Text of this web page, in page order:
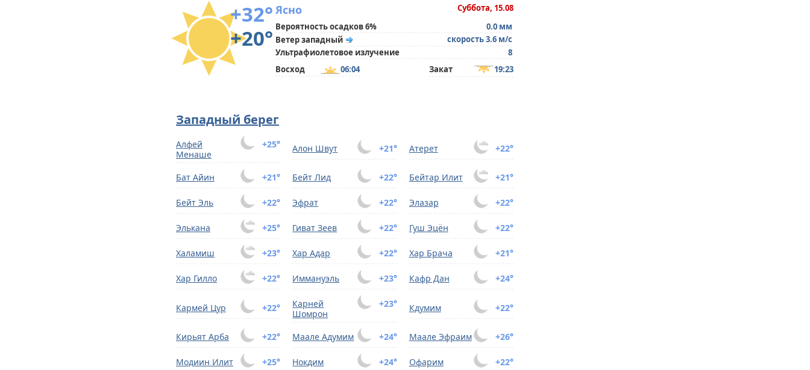
+32°
+20°
Суббота, 15.08
Ясно
Вероятность осадков 6%
0.0 мм
Ветер западный
скорость 3.6 м/с
Ультрафиолетовое излучение
8
Восход
06:04 Закат 19:23
Западный берег
+25°
Алфей
Менаше
+21°
Алон Швут +22°
Атерет
+21°
Бат Айин +22°
Бейт Лид +21°
Бейтар Илит
+22°
Бейт Эль +22°
Эфрат +22°
Элазар
+25°
Элькана +22°
Гиват Зеев +22°
Гуш Эцён
+23°
Халамиш +22°
Хар Адар +21°
Хар Брача
+22°
Хар Гилло +23°
Иммануэль +24°
Кафр Дан
+22°
Кармей Цур +23°
Карней
Шомрон
+22°
Кдумим
+22°
Кирьят Арба +24°
Маале Адумим +26°
Маале Эфраим
+25°
Модиин Илит +24°
Нокдим +22°
Офарим